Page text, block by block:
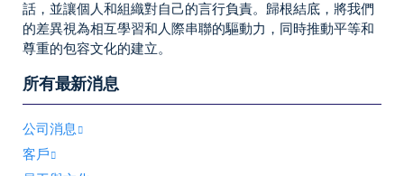
話，並讓個人和組織對自己的言行負責。歸根結底，將我們
的差異視為相互學習和人際串聯的驅動力，同時推動平等和
尊重的包容文化的建立。
所有最新消息
公司消息
客戶